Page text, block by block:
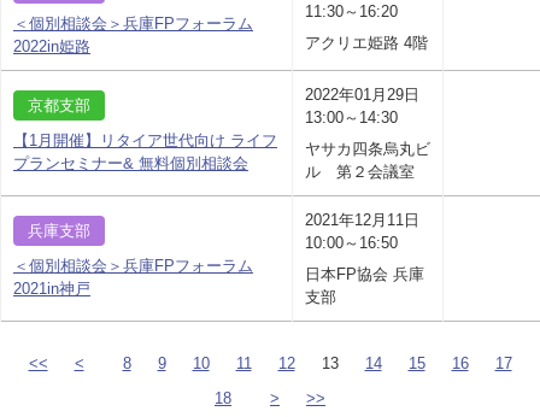
＜個別相談会＞兵庫FPフォーラム
2022in姫路
11:30～16:20
アクリエ姫路 4階
京都支部
【1月開催】リタイア世代向け ライフ
プランセミナー& 無料個別相談会
2022年01月29日
13:00～14:30
ヤサカ四条烏丸ビ
ル 第２会議室
兵庫支部
＜個別相談会＞兵庫FPフォーラム
2021in神戸
2021年12月11日
10:00～16:50
日本FP協会 兵庫
支部
<< < 8 9 10 11 12 13 14 15 16
17
18
> >>